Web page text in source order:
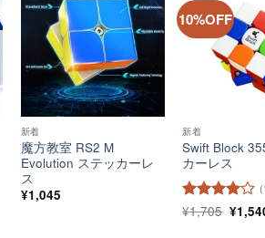
ほし
い！
新着
魔方教室 RS2 M
Evolution ステッカーレ
ス
¥1,045
10%OFF
新着
Swift Block
カーレス
5段階中4
¥1,705 元
の
¥